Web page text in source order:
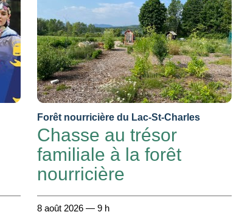
Forêt nourricière du Lac-St-Charles
Chasse au trésor
familiale à la forêt
nourricière
8 août 2026 — 9 h